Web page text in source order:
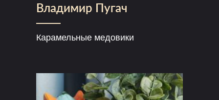
Владимир Пугач
Карамельные медовики